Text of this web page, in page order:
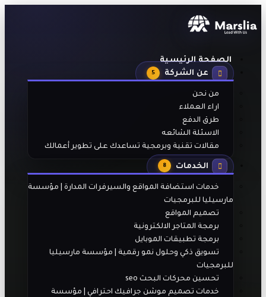
الصفحة الرئيسية
عن الشركة
5
من نحن
اراء العملاء
طرق الدفع
الاسئلة الشائعه
مقالات تقنية وبرمجية تساعدك على تطوير أعمالك
الخدمات 8
خدمات استضافة المواقع والسيرفرات المدارة | مؤسسة
مارسيليا للبرمجيات
تصميم المواقع
برمجة المتاجر الالكترونية
برمجة تطبيقات الموبايل
تسويق ذكي وحلول نمو رقمية | مؤسسة مارسيليا
للبرمجيات
تحسين محركات البحث seo
خدمات تصميم موشن جرافيك احترافي | مؤسسة